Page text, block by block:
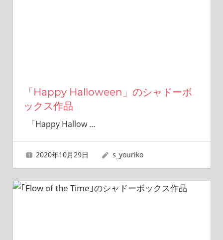
「Happy Halloween」のシャドーボ
ックス作品
「Happy Hallow…
2020年10月29日 s_youriko